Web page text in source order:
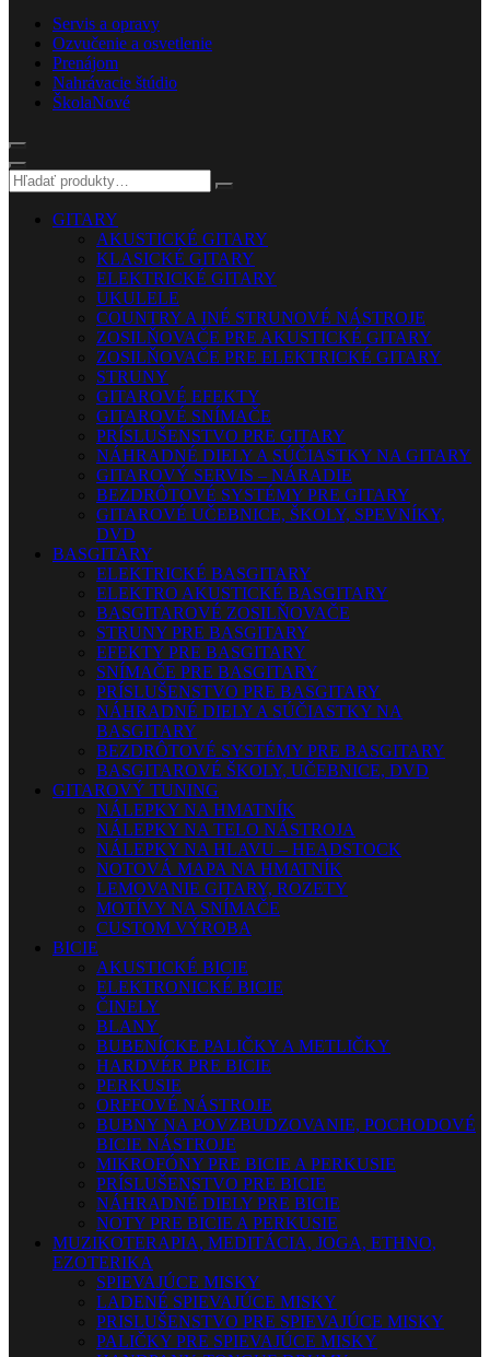
Servis a opravy
Ozvučenie a osvetlenie
Prenájom
Nahrávacie štúdio
ŠkolaNové
GITARY
AKUSTICKÉ GITARY
KLASICKÉ GITARY
ELEKTRICKÉ GITARY
UKULELE
COUNTRY A INÉ STRUNOVÉ NÁSTROJE
ZOSILŇOVAČE PRE AKUSTICKÉ GITARY
ZOSILŇOVAČE PRE ELEKTRICKÉ GITARY
STRUNY
GITAROVÉ EFEKTY
GITAROVÉ SNÍMAČE
PRÍSLUŠENSTVO PRE GITARY
NÁHRADNÉ DIELY A SÚČIASTKY NA GITARY
GITAROVÝ SERVIS – NÁRADIE
BEZDRÔTOVÉ SYSTÉMY PRE GITARY
GITAROVÉ UČEBNICE, ŠKOLY, SPEVNÍKY,
DVD
BASGITARY
ELEKTRICKÉ BASGITARY
ELEKTRO AKUSTICKÉ BASGITARY
BASGITAROVÉ ZOSILŇOVAČE
STRUNY PRE BASGITARY
EFEKTY PRE BASGITARY
SNÍMAČE PRE BASGITARY
PRÍSLUŠENSTVO PRE BASGITARY
NÁHRADNÉ DIELY A SÚČIASTKY NA
BASGITARY
BEZDRÔTOVÉ SYSTÉMY PRE BASGITARY
BASGITAROVÉ ŠKOLY, UČEBNICE, DVD
GITAROVÝ TUNING
NÁLEPKY NA HMATNÍK
NÁLEPKY NA TELO NÁSTROJA
NÁLEPKY NA HLAVU – HEADSTOCK
NOTOVÁ MAPA NA HMATNÍK
LEMOVANIE GITARY, ROZETY
MOTÍVY NA SNÍMAČE
CUSTOM VÝROBA
BICIE
AKUSTICKÉ BICIE
ELEKTRONICKÉ BICIE
ČINELY
BLANY
BUBENÍCKE PALIČKY A METLIČKY
HARDVÉR PRE BICIE
PERKUSIE
ORFFOVÉ NÁSTROJE
BUBNY NA POVZBUDZOVANIE, POCHODOVÉ
BICIE NÁSTROJE
MIKROFÓNY PRE BICIE A PERKUSIE
PRÍSLUŠENSTVO PRE BICIE
NÁHRADNÉ DIELY PRE BICIE
NOTY PRE BICIE A PERKUSIE
MUZIKOTERAPIA, MEDITÁCIA, JOGA, ETHNO,
EZOTERIKA
SPIEVAJÚCE MISKY
LADENÉ SPIEVAJÚCE MISKY
PRISLUŠENSTVO PRE SPIEVAJÚCE MISKY
PALIČKY PRE SPIEVAJÚCE MISKY